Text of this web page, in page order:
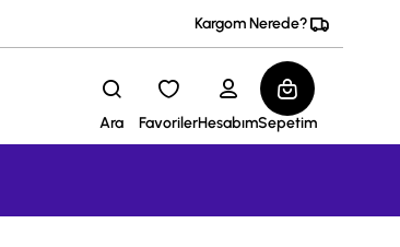
Kargom Nerede?
Ara FavorilerHesabımSepetim